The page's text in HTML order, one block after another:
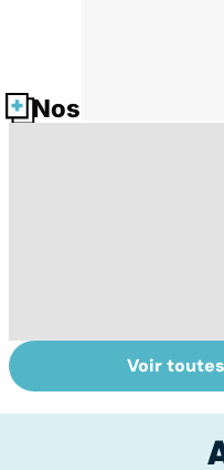
Nos fiches santé
Tout savoir sur
les infections
Voir